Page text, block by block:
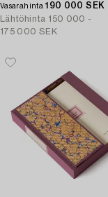
Vasarahinta190 000 SEK
Lähtöhinta 150 000 -
175 000 SEK